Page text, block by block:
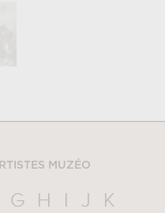
MUZÉO
G H I J
K